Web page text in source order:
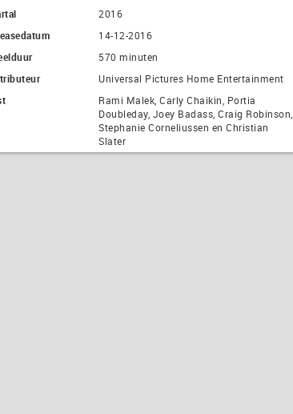
2016
14-12-2016
570 minuten
Universal Pictures Home Entertainment
Rami Malek, Carly Chaikin, Portia
Doubleday, Joey Badass, Craig Robinson,
Stephanie Corneliussen en Christian
Slater